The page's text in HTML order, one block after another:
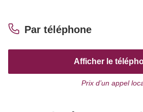
Par téléphone
Afficher le
Prix d’un appel